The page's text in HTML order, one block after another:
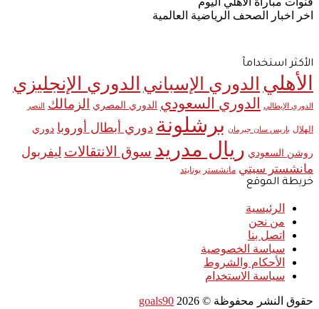
اخر اخبار الصحف الرياضية العالمية
الأكثر استخدامآ
الأهلي الدوري الإسباني الدوري الإنجليزي
الدوري الإيطالي الدوري السعودي الدوري المصري الزمالك النصر
الهلال باريس سان جيرمان برشلونة دوري أبطال أوروبا دوري
روشن السعودي ريال مدريد سوق الانتقالات ليفربول
مانشستر سيتي مانشستر يونايتد
خريطة الموقع
الرئيسية
من نحن
اتصل بنا
سياسة الخصوصية
الأحكام والشروط
سياسة الاستخدام
حقوق النشر محفوظة © goals90 2026